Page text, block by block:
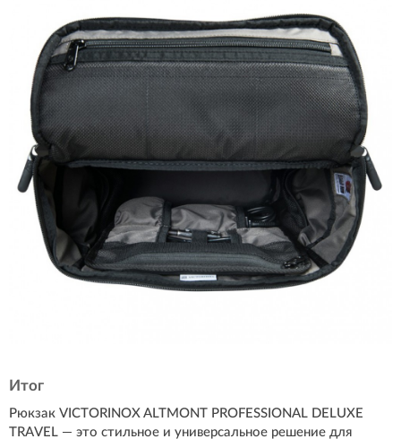
Итог
Рюкзак VICTORINOX ALTMONT PROFESSIONAL DELUXE
TRAVEL — это стильное и универсальное решение для